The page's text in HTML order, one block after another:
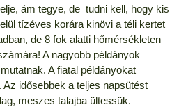
ám tegye, de tudni kell, hogy kis
tízéves korára kinövi a téli kertet
de 8 fok alatti hőmérsékleten
A nagyobb példányok
A fiatal példányokat
idősebbek a teljes napsütést
meszes talajba ültessük.